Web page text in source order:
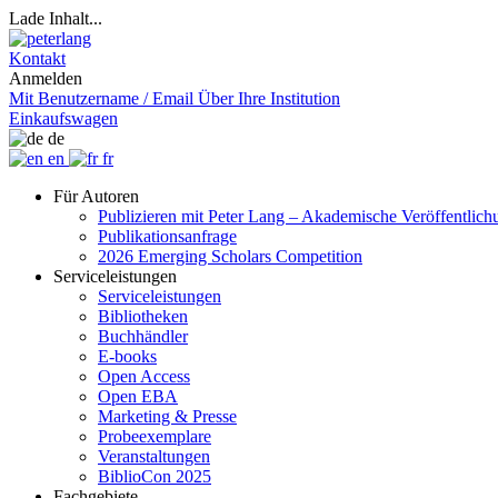
Lade Inhalt...
Kontakt
Anmelden
Mit Benutzername / Email Über Ihre Institution
Einkaufswagen
de
en
fr
Für Autoren
Publizieren mit Peter Lang – Akademische
Publikationsanfrage
2026 Emerging Scholars Competition
Serviceleistungen
Serviceleistungen
Bibliotheken
Buchhändler
E-books
Open Access
Open EBA
Marketing & Presse
Probeexemplare
Veranstaltungen
BiblioCon 2025